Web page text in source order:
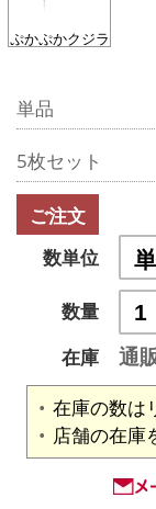
ぷかぷかクジラ
単品
5枚セット
ご注文
数単位
数量
在庫
通
在庫の数は
店舗の在庫